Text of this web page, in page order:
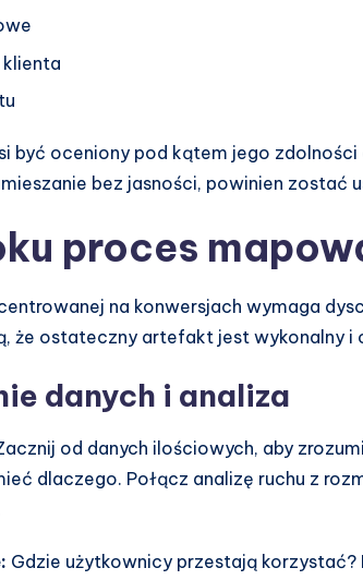
klienta
być oceniony pod kątem jego
bez jasności, powinien zostać
proces
na konwersjach wymaga
że ostateczny artefakt jest wykonalny i
danych i analiza
od danych ilościowych, aby
dlaczego. Połącz analizę ruchu z
Gdzie użytkownicy przestają korzystać?